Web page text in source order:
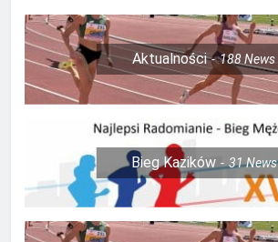
Aktualności 188News
Bieg Kazików 31News